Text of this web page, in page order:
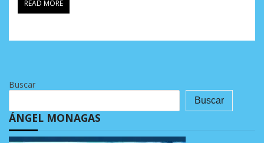
READ MORE
Buscar
Buscar
ÁNGEL MONAGAS